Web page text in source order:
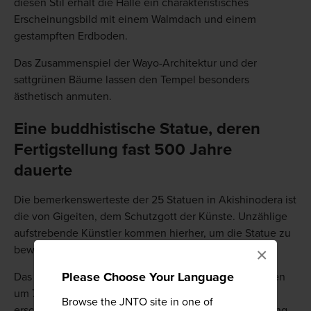
Please Choose Your Language
Browse the JNTO site in one of
×
diesen Stil erhält die Halle ein charakteristisches
Erscheinungsbild mit einem Walmdach und einem
gestampften Erdboden.
Das Zusammenspiel der Wayo-Architektur und der
sattgrünen Bäume lassen den Tempel besonders
ästhetisch anmuten.
Eine buddhistische Statue, deren
Fertigstellung fast 500 Jahre
dauerte
Die bemerkenswerteste der 25 Statuen in Akishinodera ist
die von Gigeiten, dem Schutzgott der Künste. Unzählige
aufstrebende Künstler kommen hierher, um die Statue zu
bewundern und ihren Segen zu erbitten.
Das Kopfteil der Gigeiten-Statue stammt aus den Jahren
um 700, während der Torso um das 13. Jahrhundert